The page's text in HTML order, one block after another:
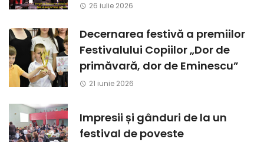
26 iulie 2026
Decernarea festivă a premiilor
Festivalului Copiilor „Dor de
primăvară, dor de Eminescu”
21 iunie 2026
Impresii și gânduri de la un
festival de poveste